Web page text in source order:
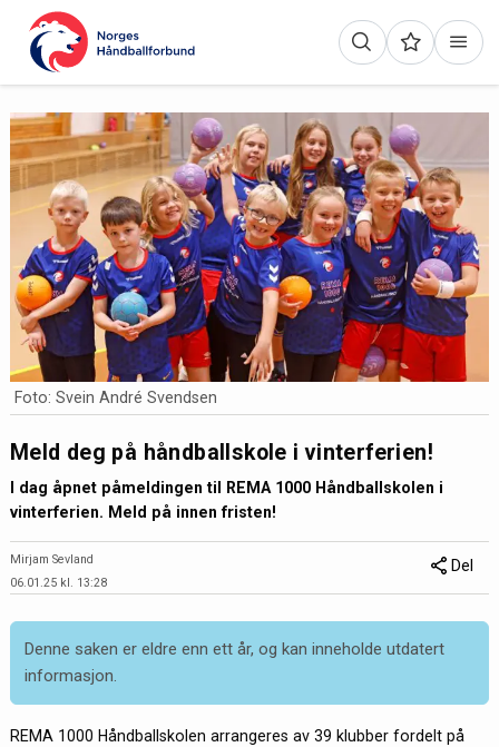
Foto: Svein André Svendsen
Meld deg på håndballskole i vinterferien!
I dag åpnet påmeldingen til REMA 1000 Håndballskolen i
vinterferien. Meld på innen fristen!
Mirjam Sevland
06.01.25 kl. 13:28
Del
Denne saken er eldre enn ett år, og kan inneholde utdatert
informasjon.
REMA 1000 Håndballskolen arrangeres av 39 klubber fordelt på